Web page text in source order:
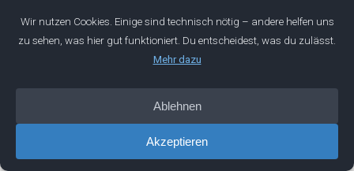
voller Krabben offen stehen, klettert keine heraus –
obwohl sie es eigentlich könnte. Denn sobald eine
runter. Theoretisch könnten alle entkommen, aber weil
sie sich gegenseitig runterziehen, bleiben sie gefangen.
Ich hoffe, du bist in keinem Krabbenkorb gefangen.